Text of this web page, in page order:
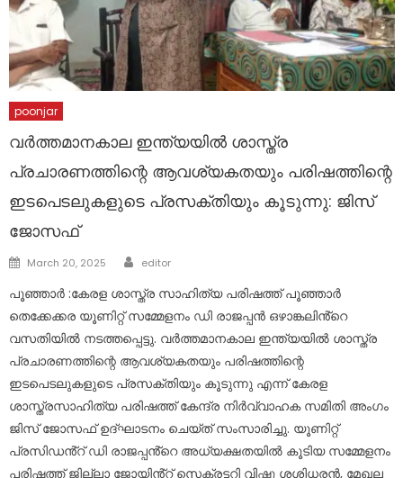
poonjar
വർത്തമാനകാല ഇന്ത്യയിൽ ശാസ്ത്ര
പ്രചാരണത്തിന്റെ ആവശ്യകതയും പരിഷത്തിന്റെ
ഇടപെടലുകളുടെ പ്രസക്തിയും കൂടുന്നു: ജിസ്
ജോസഫ്
Posted
March 20, 2025 Author
editor
പൂഞ്ഞാർ :കേരള ശാസ്ത്ര സാഹിത്യ പരിഷത്ത് പൂഞ്ഞാർ
തെക്കേക്കര യൂണിറ്റ് സമ്മേളനം ഡി രാജപ്പൻ ഒഴാങ്കലിൻ്റെ
വസതിയിൽ നടത്തപ്പെട്ടു. വർത്തമാനകാല ഇന്ത്യയിൽ ശാസ്ത്ര
പ്രചാരണത്തിന്റെ ആവശ്യകതയും പരിഷത്തിന്റെ
ഇടപെടലുകളുടെ പ്രസക്തിയും കൂടുന്നു എന്ന് കേരള
ശാസ്ത്രസാഹിത്യ പരിഷത്ത് കേന്ദ്ര നിർവ്വാഹക സമിതി അംഗം
ജിസ് ജോസഫ് ഉദ്ഘാടനം ചെയ്ത് സംസാരിച്ചു. യൂണിറ്റ്
പ്രസിഡൻ്റ് ഡി രാജപ്പൻ്റെ അധ്യക്ഷതയിൽ കൂടിയ സമ്മേളനം
പരിഷത്ത് ജില്ലാ ജോയിൻ്റ് സെക്രട്ടറി വിഷ്ണു ശശിധരൻ, മേഖല